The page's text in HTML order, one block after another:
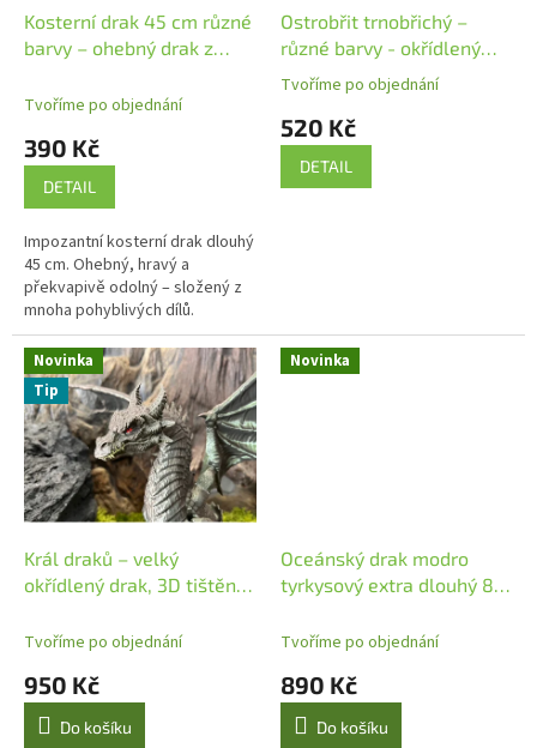
Kosterní drak 45 cm různé
barvy – ohebný drak z
Tvoříme po objednání
390 Kč
DETAIL
Impozantní kosterní drak dlouhý
45 cm. Ohebný, hravý a
překvapivě odolný – složený z
mnoha pohyblivých dílů.
Ostrobřit trnobřichý –
různé barvy - okřídlený
kousající drak, 3D tištěný
drak 40 cm
Průměrné
produktu
Tvoříme po objednání
520 Kč
DETAIL
Novinka
Tip
Král draků – velký
okřídlený drak, 3D tištěná
Tvoříme po objednání
950 Kč
Do košíku
Novinka
Oceánský drak modro
tyrkysový extra dlouhý 82
Tvoříme po objednání
890 Kč
Do košíku